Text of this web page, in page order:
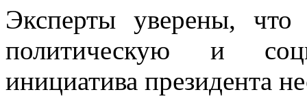
Эксперты уверены,
политическую и
инициатива президента